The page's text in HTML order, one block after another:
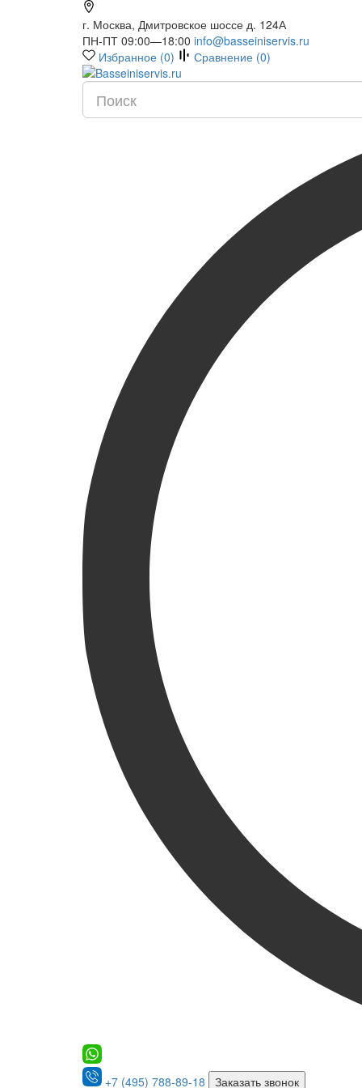
г. Москва, Дмитровское шоссе д. 124А
ПН-ПТ 09:00—18:00 info@basseiniservis.ru
Избранное (0) Сравнение (0)
+7 (495) 788-89-18
Заказать звонок